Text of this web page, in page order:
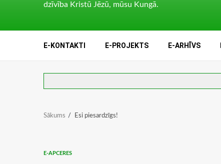
dzīvība Kristū Jēzū, mūsu Kungā.
E-KONTAKTI E-PROJEKTS E-ARHĪVS
Sākums Esi piesardzīgs!
E-APCERES